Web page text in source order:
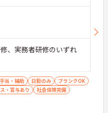
、実務者研修のいずれ
当・補助 日勤のみ
ブランクOK
・賞与あり
社会保険完備